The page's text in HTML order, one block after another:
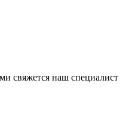
свяжется наш специалист